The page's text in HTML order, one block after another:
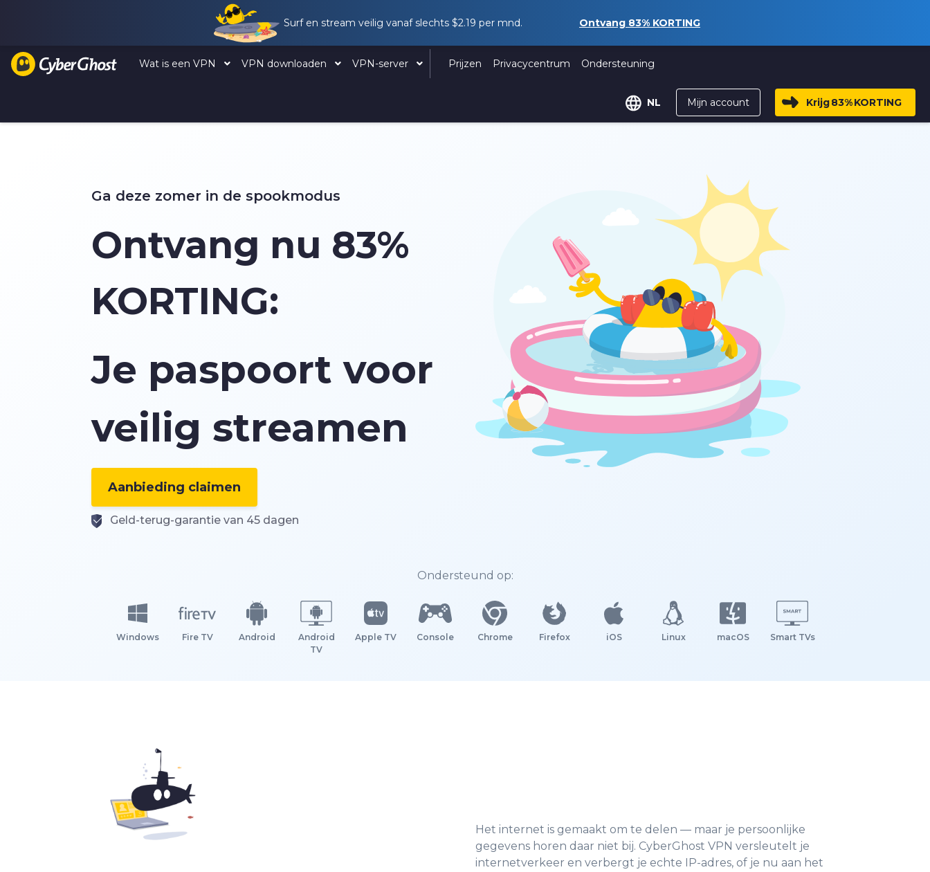
Surf en stream veilig vanaf slechts $2.19 per mnd. Ontvang 83% KORTING
Wat is een VPN VPN downloaden VPN-server Prijzen Privacycentrum Ondersteuning
NL Mijn account Krijg83%KORTING
Ga deze zomer in de spookmodus
Ontvang nu 83%
KORTING:
Je paspoort voor
veilig streamen
Aanbieding claimen
Geld-terug-garantie van 45 dagen
Ondersteund op:
Windows Fire TV Android
Android
TV
Apple TV Console Chrome Firefox iOS Linux macOS Smart TVs
Het internet is gemaakt om te delen — maar je persoonlijke
gegevens horen daar niet bij. CyberGhost VPN versleutelt je
internetverkeer en verbergt je echte IP-adres, of je nu aan het